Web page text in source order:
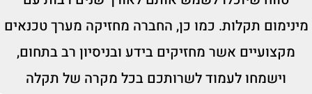
מינימום תקלות. כמו כן, החברה מחזיקה מערך טכנאים
מקצועיים אשר מחזיקים בידע ובניסיון רב בתחום,
וישמחו לעמוד לשרותכם בכל מקרה של תקלה